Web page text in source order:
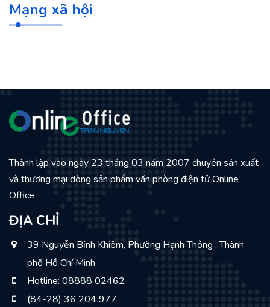
Mạng xã hội
Thành lập vào ngày 23 tháng 03 năm 2007 chuyên sản xuất
và thương mại dòng sản phẩm văn phòng điện tử Online
Office
ĐỊA CHỈ
39 Nguyễn Bỉnh Khiêm, Phường Hạnh Thông , Thành
phố Hồ Chí Minh
Hotline: 08888 02462
(84-28) 36 204 977